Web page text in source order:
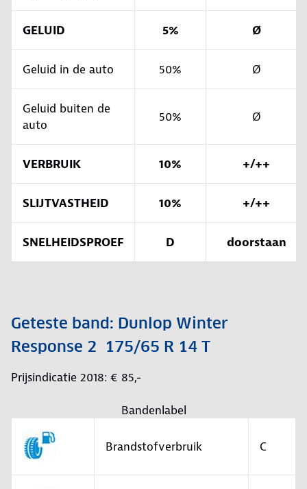
GELUID 5% Ø
Geluid in de auto 50% Ø
Geluid buiten de
auto
50% Ø
VERBRUIK 10% +/++
SLIJTVASTHEID 10% +/++
SNELHEIDSPROEF D doorstaan
Geteste band: Dunlop Winter
Response 2 175/65 R 14 T
Prijsindicatie 2018: € 85,-
Bandenlabel
Brandstofverbruik C